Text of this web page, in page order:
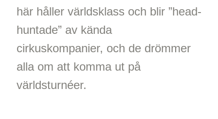
här håller världsklass och blir ”head-
huntade” av kända
cirkuskompanier, och de drömmer
alla om att komma ut på
världsturnéer.